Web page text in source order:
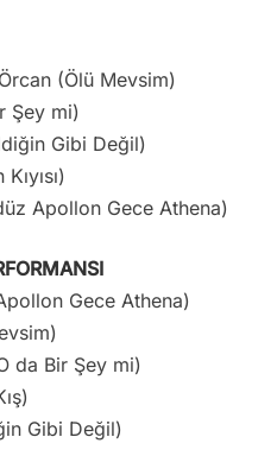
(Ölü Mevsim)
Şey mi)
Gibi Değil)
Apollon Gece Athena)
Gece Athena)
da Bir Şey mi)
Gibi Değil)